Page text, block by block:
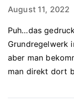
August 11, 2022
Puh…das
Grundregelwerk
aber man
man direkt dort